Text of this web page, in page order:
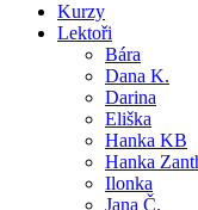
Kurzy
Lektoři
Bára
Dana K.
Darina
Eliška
Hanka KB
Hanka
Ilonka
Jana Č.